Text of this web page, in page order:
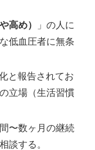
高め）
」の人に
低血圧者に無条
と報告されてお
立場（生活習慣
〜数ヶ月の継続
談する。